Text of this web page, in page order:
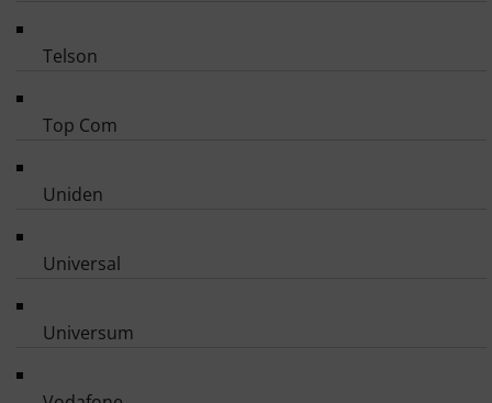
Telson
Top Com
Uniden
Universal
Universum